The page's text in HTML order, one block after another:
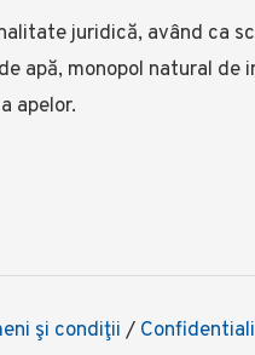
juridică, având ca
apă, monopol natural de
apelor.
şi condiţii /